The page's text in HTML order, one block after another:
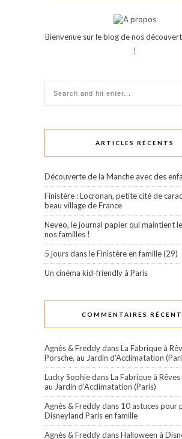
Bienvenue sur le blog de nos
!
ARTICLES RÉCENTS
Découverte de la Manche avec des
Finistère : Locronan, petite cité de
beau village de France
Neveo, le journal papier qui maintient
nos familles !
5 jours dans le Finistère en famille (29)
Un cinéma kid-friendly à Paris
COMMENTAIRES
Agnès & FreddydansLa Fabrique à
Porsche, au Jardin d’Acclimatation
Lucky SophiedansLa Fabrique à
au Jardin d’Acclimatation (Paris)
Agnès & Freddydans 10 astuces pour
Disneyland Paris en famille
Agnès & FreddydansHalloween à